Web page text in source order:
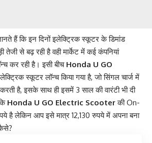
हैं कि इन दिनों इलेक्ट्रिक स्कूटर के डिमांड
तेजी से बढ़ रही है वही मार्केट में कई कंपनियां
कर रही है। इसी बीच Honda U GO
स्कूटर लॉन्च किया गया है, जो सिंगल चार्ज में
है, इसके साथ ही इसमें 3 साल की वारंटी भी दी
Honda U GO Electric Scooterकी On-
है लेकिन आप इसे मात्र 12,130 रुपये में अपना बना